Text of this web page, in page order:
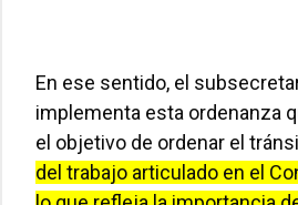
En ese sentido, el
implementa esta ordenanza
el objetivo de ordenar el
del trabajo articulado en el